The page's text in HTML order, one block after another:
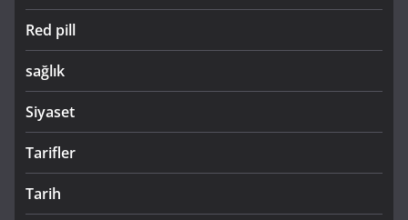
Red pill
sağlık
Siyaset
Tarifler
Tarih